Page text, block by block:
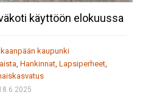
käyttöön elokuussa
kaupunki
, Hankinnat, Lapsiperheet,